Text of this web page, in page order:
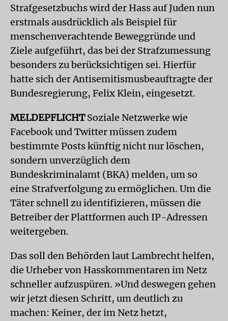
Strafgesetzbuchs wird der Hass auf Juden nun
erstmals ausdrücklich als Beispiel für
menschenverachtende Beweggründe und
Ziele aufgeführt, das bei der Strafzumessung
besonders zu berücksichtigen sei. Hierfür
hatte sich der Antisemitismusbeauftragte der
Bundesregierung, Felix Klein, eingesetzt.
MELDEPFLICHTSoziale Netzwerke wie
Facebook und Twitter müssen zudem
bestimmte Posts künftig nicht nur löschen,
sondern unverzüglich dem
Bundeskriminalamt (BKA) melden, um so
eine Strafverfolgung zu ermöglichen. Um die
Täter schnell zu identifizieren, müssen die
Betreiber der Plattformen auch IP-Adressen
weitergeben.
Das soll den Behörden laut Lambrecht helfen,
die Urheber von Hasskommentaren im Netz
schneller aufzuspüren. »Und deswegen gehen
wir jetzt diesen Schritt, um deutlich zu
machen: Keiner, der im Netz hetzt,